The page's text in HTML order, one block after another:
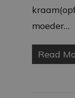
moeder…
Read